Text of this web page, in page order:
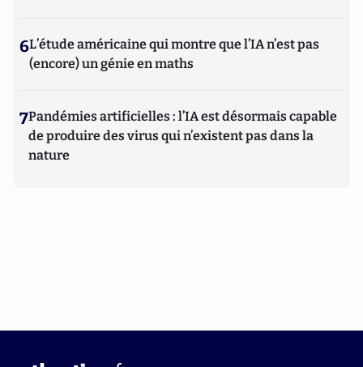
6L’étude américaine qui montre que l’IA n’est pas
(encore) un génie en maths
7Pandémies artificielles : l’IA est désormais capable
de produire des virus qui n’existent pas dans la
nature